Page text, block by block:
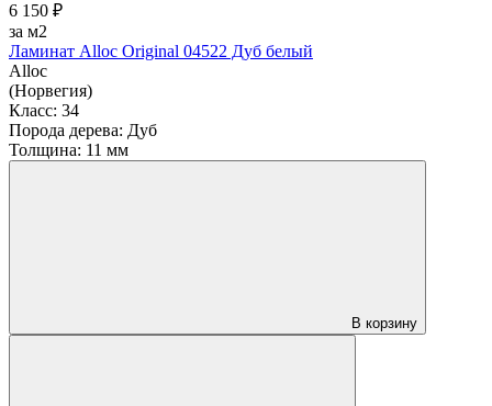
6 150 ₽
за м2
Ламинат Alloc Original 04522 Дуб белый
Alloc
(Норвегия)
Класс: 34
Порода дерева: Дуб
Толщина: 11 мм
В корзину